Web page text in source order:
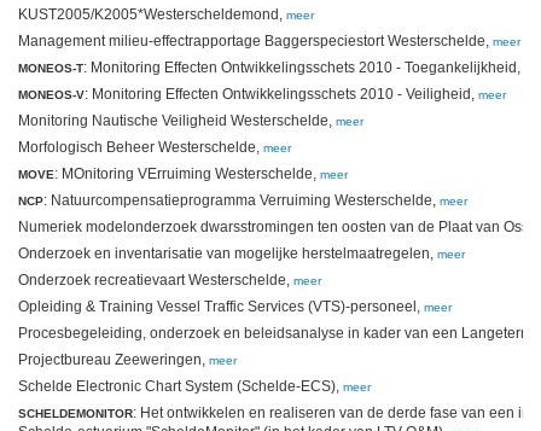
KUST2005/K2005*Westerscheldemond, meer
Management milieu-effectrapportage Baggerspeciestort Westerschelde,
meer
MONEOS-T: Monitoring Effecten Ontwikkelingsschets 2010 - Toegankelijkheid,
MONEOS-V: Monitoring Effecten Ontwikkelingsschets 2010 - Veiligheid, meer
Monitoring Nautische Veiligheid Westerschelde, meer
Morfologisch Beheer Westerschelde,
meer
MOVE: MOnitoring VErruiming Westerschelde,
meer
NCP: Natuurcompensatieprogramma Verruiming Westerschelde, meer
Numeriek modelonderzoek dwarsstromingen ten oosten van de Plaat van
Onderzoek en inventarisatie van mogelijke herstelmaatregelen,
meer
Onderzoek recreatievaart Westerschelde, meer
Opleiding & Training Vessel Traffic Services (VTS)-personeel, meer
Procesbegeleiding, onderzoek en beleidsanalyse in kader van een
Projectbureau Zeeweringen,
meer
Schelde Electronic Chart System (Schelde-ECS), meer
SCHELDEMONITOR: Het ontwikkelen en realiseren van de derde fase van een